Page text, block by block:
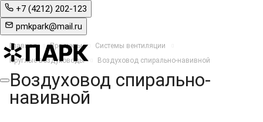
+7 (4212) 202-123
pmkpark@mail.ru
Главная Продукты
Системы вентиляции
Круглые воздуховоды
Воздуховод спирально-навивной
Воздуховод спирально-
навивной